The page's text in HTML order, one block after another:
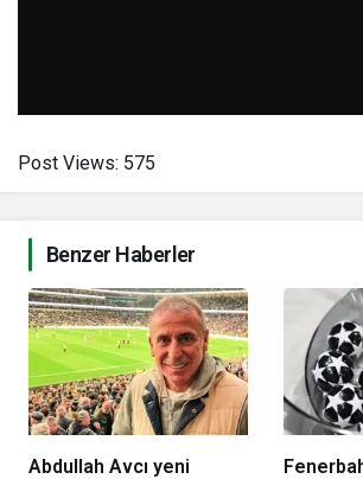
Post Views: 575
Benzer Haberler
Abdullah Avcı yeni